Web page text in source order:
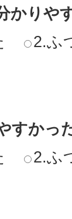
かりや
2.ふ
すかっ
2.ふ